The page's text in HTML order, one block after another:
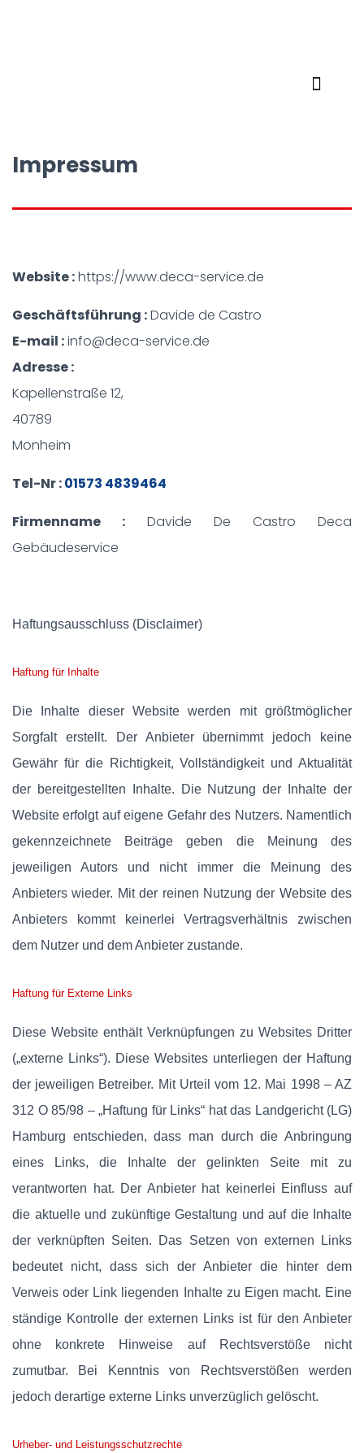
Impressum
Website :https://www.deca-service.de
Geschäftsführung :Davide de Castro
E-mail :info@deca-service.de
Adresse :
Kapellenstraße 12,
40789
Monheim
Tel-Nr :01573 4839464
Firmenname : Davide De Castro Deca
Gebäudeservice
Haftungsausschluss (Disclaimer)
Haftung für Inhalte
Die Inhalte dieser Website werden mit größtmöglicher
Sorgfalt erstellt. Der Anbieter übernimmt jedoch keine
Gewähr für die Richtigkeit, Vollständigkeit und Aktualität
der bereitgestellten Inhalte. Die Nutzung der Inhalte der
Website erfolgt auf eigene Gefahr des Nutzers. Namentlich
gekennzeichnete Beiträge geben die Meinung des
jeweiligen Autors und nicht immer die Meinung des
Anbieters wieder. Mit der reinen Nutzung der Website des
Anbieters kommt keinerlei Vertragsverhältnis zwischen
dem Nutzer und dem Anbieter zustande.
Haftung für Externe Links
Diese Website enthält Verknüpfungen zu Websites Dritter
(„externe Links“). Diese Websites unterliegen der Haftung
der jeweiligen Betreiber. Mit Urteil vom 12. Mai 1998 – AZ
312 O 85/98 – „Haftung für Links“ hat das Landgericht (LG)
Hamburg entschieden, dass man durch die Anbringung
eines Links, die Inhalte der gelinkten Seite mit zu
verantworten hat. Der Anbieter hat keinerlei Einfluss auf
die aktuelle und zukünftige Gestaltung und auf die Inhalte
der verknüpften Seiten. Das Setzen von externen Links
bedeutet nicht, dass sich der Anbieter die hinter dem
Verweis oder Link liegenden Inhalte zu Eigen macht. Eine
ständige Kontrolle der externen Links ist für den Anbieter
ohne konkrete Hinweise auf Rechtsverstöße nicht
zumutbar. Bei Kenntnis von Rechtsverstößen werden
jedoch derartige externe Links unverzüglich gelöscht.
Urheber- und Leistungsschutzrechte